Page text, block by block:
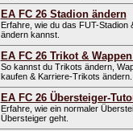
EA FC 26 Stadion ändern
Erfahre, wie du das FUT-Stadion
ändern kannst.
EA FC 26 Trikot &
So kannst du Trikots ändern,
kaufen & Karriere-Trikots ändern.
EA FC 26 Übersteiger-
Erfahre, wie ein normaler
Übersteiger geht.